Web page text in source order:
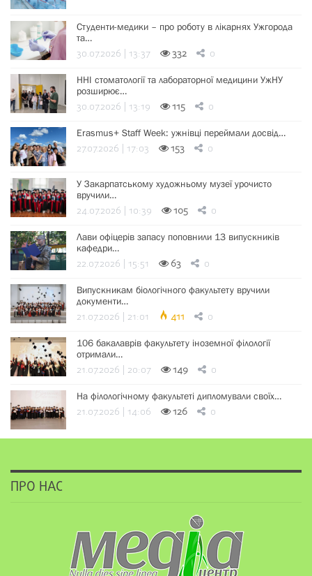
Студенти-медики – про роботу в лікарнях Ужгорода
та…
30.07.2026 | 13:37 332 0
ННІ стоматології та лабораторної медицини УжНУ
розширює…
30.07.2026 | 13:19 115 0
Erasmus+ Staff Week: ужнівці переймали досвід…
27.07.2026 | 17:03 153 0
У Закарпатському художньому музеї урочисто
вручили…
24.07.2026 | 10:39 105 0
Лави офіцерів запасу поповнили 13 випускників
кафедри…
22.07.2026 | 15:51 63 0
Випускникам біологічного факультету вручили
документи…
21.07.2026 | 21:01 411 0
106 бакалаврів факультету іноземної філології
отримали…
21.07.2026 | 20:07 149 0
На філологічному факультеті дипломували своїх…
21.07.2026 | 14:06 126 0
ПРО НАС